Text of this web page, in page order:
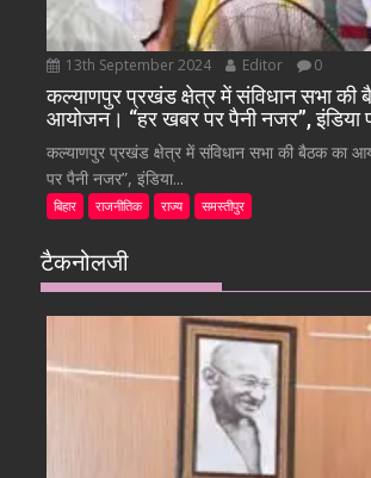
13th September 2024 Editor 0
कल्याणपुर प्रखंड क्षेत्र में संविधान सभा की
आयोजन। “हर खबर पर पैनी नजर”, इंडिया
कल्याणपुर प्रखंड क्षेत्र में संविधान सभा की बैठक का
पर पैनी नजर”, इंडिया...
बिहार राजनीतिक राज्य समस्तीपुर
टैकनोलजी